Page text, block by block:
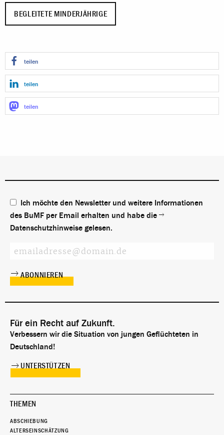
BEGLEITETE MINDERJÄHRIGE
teilen
teilen
teilen
Ich möchte den Newsletter und weitere Informationen
des BuMF per Email erhalten und habe die
Datenschutzhinweise gelesen.
Für ein Recht auf Zukunft.
Verbessern wir die Situation von jungen Geflüchteten in
Deutschland!
UNTERSTÜTZEN
THEMEN
ABSCHIEBUNG
ALTERSEINSCHÄTZUNG